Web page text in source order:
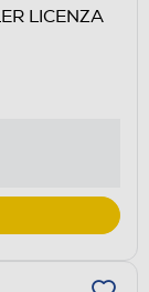
LICENZA